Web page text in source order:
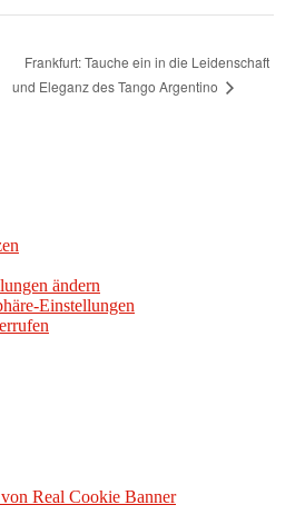
Frankfurt: Tauche ein in die Leidenschaft
und Eleganz des Tango Argentino
ändern
Einstellungen
Real Cookie Banner